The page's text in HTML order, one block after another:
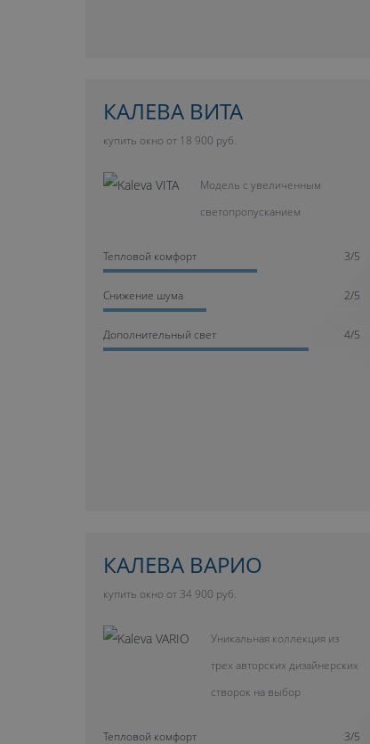
КАЛЕВА ВИТА
купить окно от 18 900 руб.
Модель с увеличенным
светопропусканием
Тепловой комфорт 3/5
Cнижение шума 2/5
Дополнительный свет 4/5
КАЛЕВА ВАРИО
купить окно от 34 900 руб.
Уникальная коллекция из
трех авторских дизайнерских
створок на выбор
Тепловой комфорт 3/5